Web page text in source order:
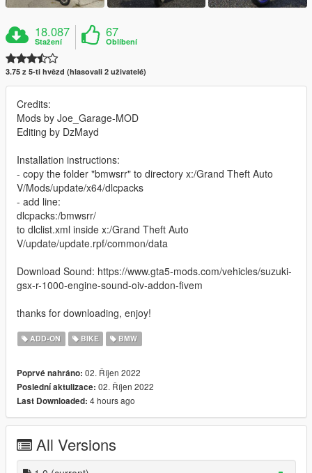
18.087
Stažení
67
Oblíbení
3.75 z 5-ti hvězd (hlasovali 2 uživatelé)
Credits:
Mods by Joe_Garage-MOD
Editing by DzMayd
Installation instructions:
- copy the folder "bmwsrr" to directory x:/Grand Theft Auto
V/Mods/update/x64/dlcpacks
- add line:
dlcpacks:/bmwsrr/
to dlclist.xml inside x:/Grand Theft Auto
V/update/update.rpf/common/data
Download Sound: https://www.gta5-mods.com/vehicles/suzuki-
gsx-r-1000-engine-sound-oiv-addon-fivem
thanks for downloading, enjoy!
ADD-ON BIKE BMW
Poprvé nahráno: 02. Říjen 2022
Poslední aktulizace: 02. Říjen 2022
Last Downloaded: 4 hours ago
All Versions